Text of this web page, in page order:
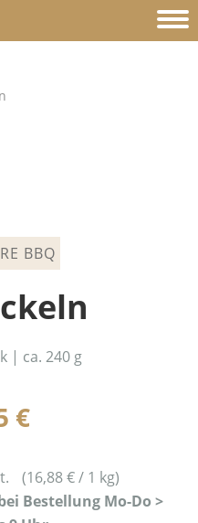
BBQ
| ca. 240 g
€
(16,88€/ 1 kg)
Bestellung Mo-Do >